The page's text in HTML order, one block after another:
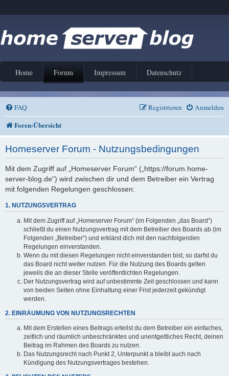
Home Forum Impressum Datenschutz
FAQ Anmelden
Registrieren
Foren-Übersicht
Homeserver Forum - Nutzungsbedingungen
Mit dem Zugriff auf „Homeserver Forum“ („https://forum.home-
server-blog.de“) wird zwischen dir und dem Betreiber ein Vertrag
mit folgenden Regelungen geschlossen:
1. NUTZUNGSVERTRAG
Mit dem Zugriff auf „Homeserver Forum“ (im Folgenden „das Board“)
schließt du einen Nutzungsvertrag mit dem Betreiber des Boards ab (im
Folgenden „Betreiber“) und erklärst dich mit den nachfolgenden
Regelungen einverstanden.
Wenn du mit diesen Regelungen nicht einverstanden bist, so darfst du
das Board nicht weiter nutzen. Für die Nutzung des Boards gelten
jeweils die an dieser Stelle veröffentlichten Regelungen.
Der Nutzungsvertrag wird auf unbestimmte Zeit geschlossen und kann
von beiden Seiten ohne Einhaltung einer Frist jederzeit gekündigt
werden.
2. EINRÄUMUNG VON NUTZUNGSRECHTEN
Mit dem Erstellen eines Beitrags erteilst du dem Betreiber ein einfaches,
zeitlich und räumlich unbeschränktes und unentgeltliches Recht, deinen
Beitrag im Rahmen des Boards zu nutzen.
Das Nutzungsrecht nach Punkt 2, Unterpunkt a bleibt auch nach
Kündigung des Nutzungsvertrages bestehen.